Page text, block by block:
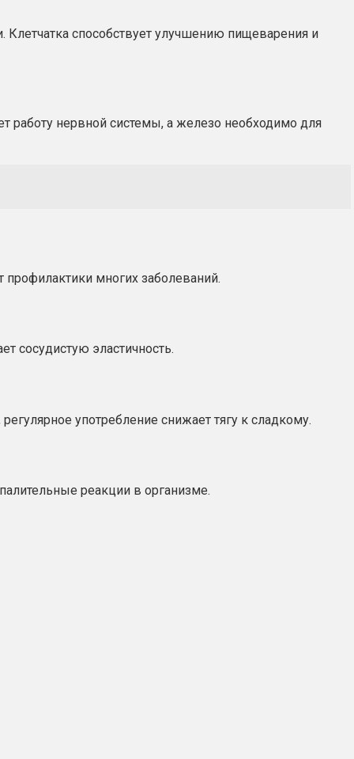
Клетчатка способствует улучшению пищеварения и
работу нервной системы, а железо необходимо для
многих заболеваний.
сосудистую эластичность.
употребление снижает тягу к сладкому.
реакции в организме.